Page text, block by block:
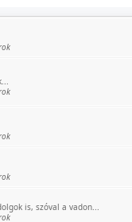
is, szóval a vadon...